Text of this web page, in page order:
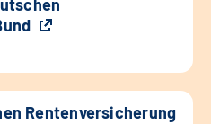
Rentenversicherung